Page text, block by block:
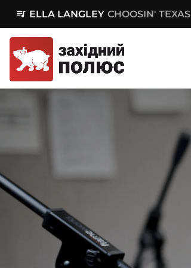
queue_music ELLA LANGLEY CHOOSIN' TEXAS